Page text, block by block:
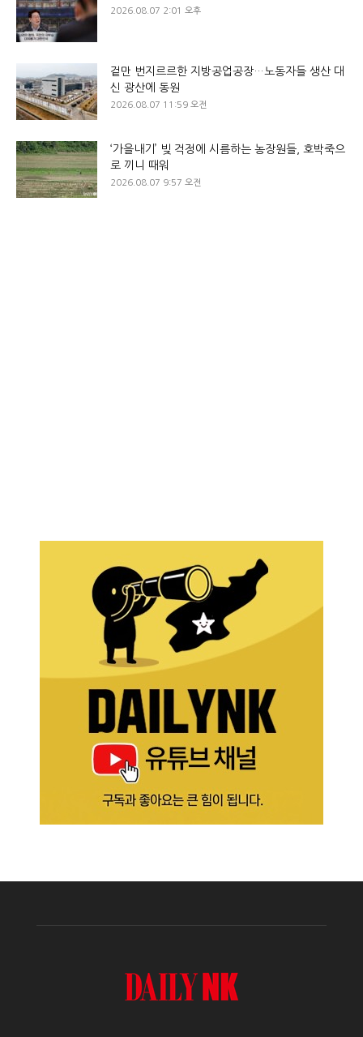
2026.08.07 2:01 오후
겉만 번지르르한 지방공업공장…노동자들 생산 대
신 광산에 동원
2026.08.07 11:59 오전
‘가을내기’ 빚 걱정에 시름하는 농장원들, 호박죽으
로 끼니 때워
2026.08.07 9:57 오전